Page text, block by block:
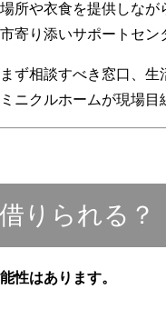
所や衣食を提供しな
寄り添いサポートセン
ず相談すべき窓口、
クルホームが現場目
りられる？
性はあります。